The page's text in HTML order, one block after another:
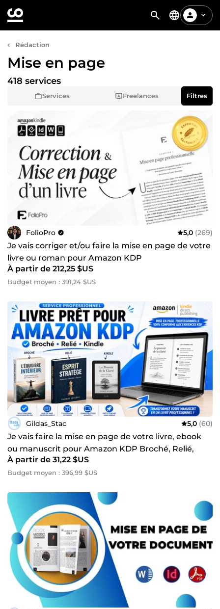
Rédaction
Mise en page
Services Freelances
418 services
Filtres
FolioPro 5,0 (269)
Je vais corriger et/ou faire la mise en page de votre
livre ou roman pour Amazon KDP
À partir de 212,25 $US
Budget moyen : 391,24 $US
Gildas_Stac 5,0 (60)
Je vais faire la mise en page de votre livre, ebook
ou manuscrit pour Amazon KDP Broché, Relié,
Kindle
À partir de 31,22 $US
Budget moyen : 396,99 $US